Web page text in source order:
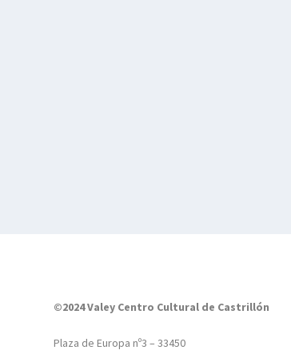
©2024 Valey Centro Cultural de Castrillón
Plaza de Europa nº3 – 33450